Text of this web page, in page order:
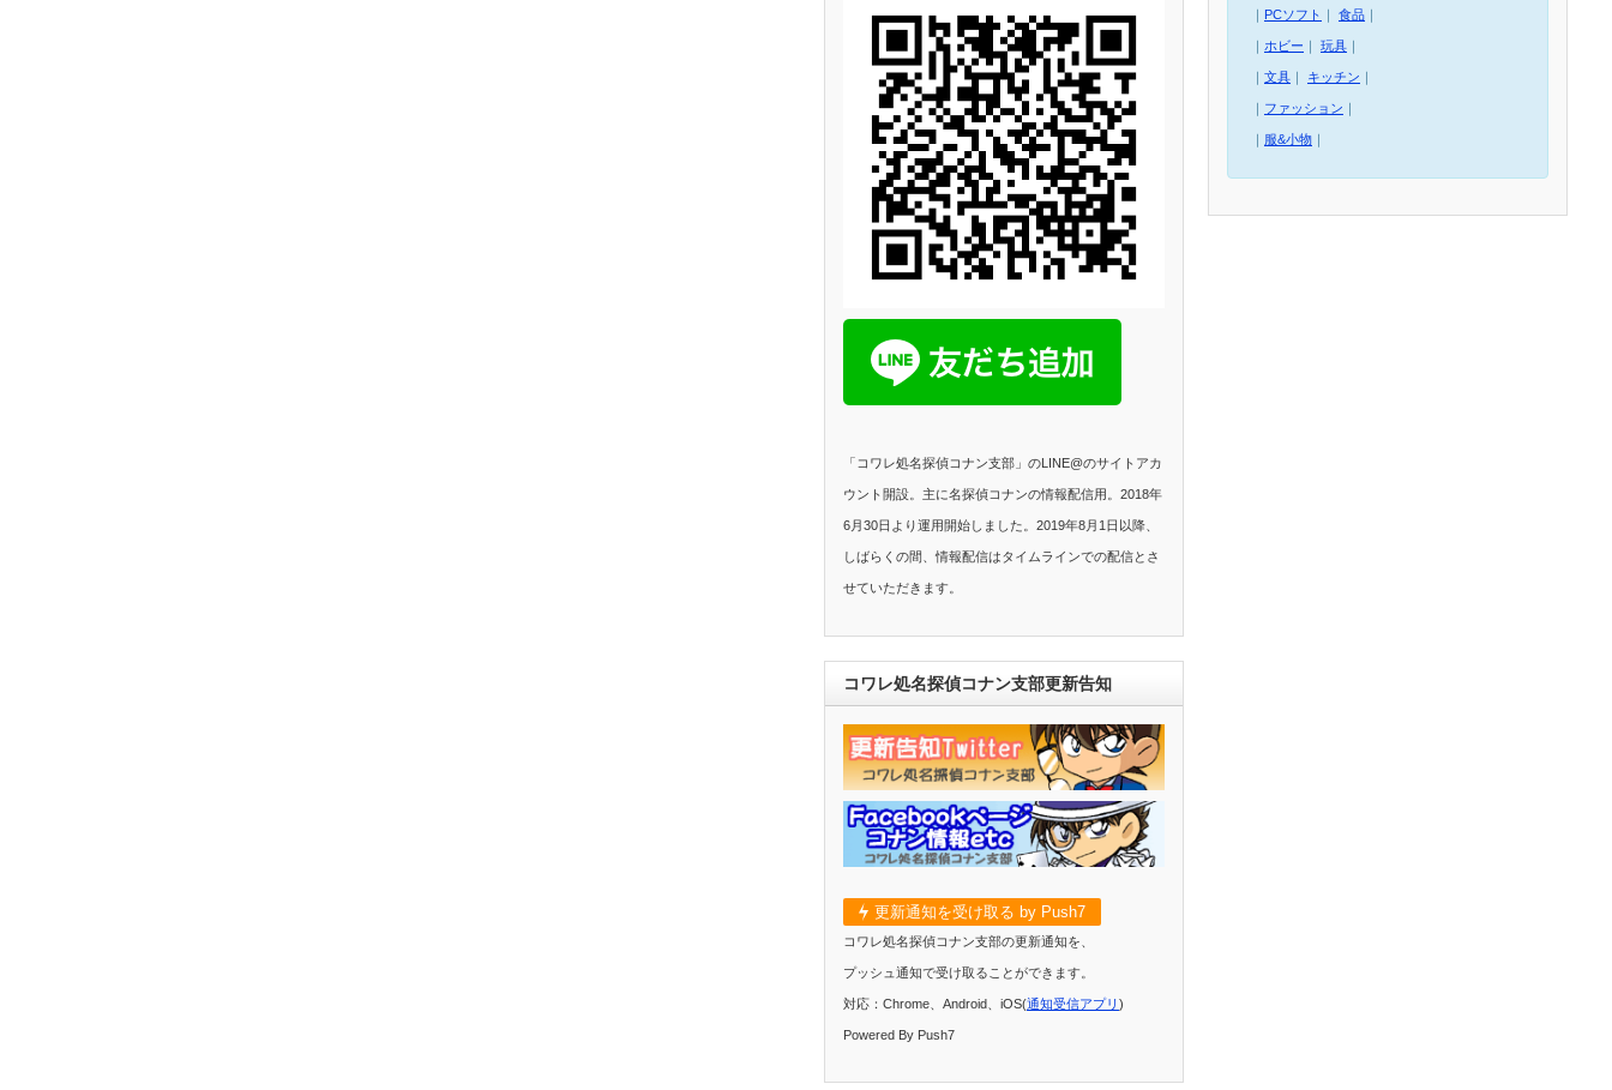
「コワレ処名探偵コナン支部」のLINE@のサイトアカ
ウント開設。主に名探偵コナンの情報配信用。2018年
6月30日より運用開始しました。2019年8月1日以降、
しばらくの間、情報配信はタイムラインでの配信とさ
せていただきます。
コワレ処名探偵コナン支部更新告知
更新通知を受け取る by Push7
コワレ処名探偵コナン支部の更新通知を、
プッシュ通知で受け取ることができます。
対応：Chrome、Android、iOS(通知受信アプリ )
Powered By Push7
｜ PCソフト ｜ 食品 ｜
｜ ホビー ｜ 玩具 ｜
｜ 文具 ｜ キッチン ｜
｜ ファッション ｜
｜ 服&小物 ｜